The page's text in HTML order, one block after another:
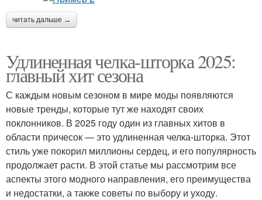
читать дальше →
Удлиненная челка-шторка 2025:
главный хит сезона
С каждым новым сезоном в мире моды появляются
новые тренды, которые тут же находят своих
поклонников. В 2025 году один из главных хитов в
области причесок — это удлиненная челка-шторка. Этот
стиль уже покорил миллионы сердец, и его популярность
продолжает расти. В этой статье мы рассмотрим все
аспекты этого модного направления, его преимущества
и недостатки, а также советы по выбору и уходу.